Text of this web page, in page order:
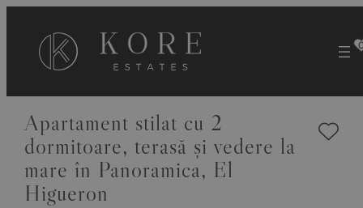
VEZI 23 IMAGINI
Apartament stilat cu 2
dormitoare, terasă și vedere la
mare în Panoramica, El
Higueron